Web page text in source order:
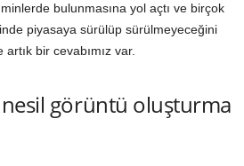
bulunmasına yol açtı ve birçok
piyasaya sürülüp sürülmeyeceğini
bir cevabımız var.
nesil görüntü oluşturma